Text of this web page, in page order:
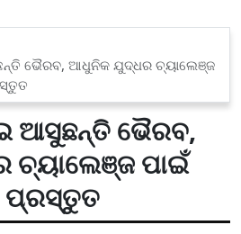
ଭୈରବ, ଆଧୁନିକ ଯୁଦ୍ଧର ଚ୍ୟାଲେଞ୍ଜ
ଆସୁଛନ୍ତି ଭୈରବ,
ପାଇଁ
ପ୍ରସ୍ତୁତ